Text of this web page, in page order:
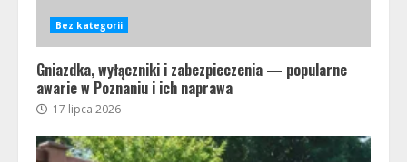
Bez kategorii
Gniazdka, wyłączniki i zabezpieczenia — popularne
awarie w Poznaniu i ich naprawa
17 lipca 2026